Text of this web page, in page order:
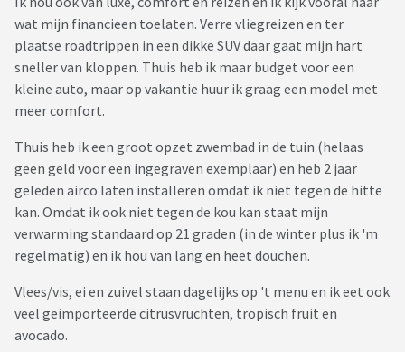
wat mijn financieen toelaten. Verre vliegreizen en ter
plaatse roadtrippen in een dikke SUV daar gaat mijn hart
sneller van kloppen. Thuis heb ik maar budget voor een
kleine auto, maar op vakantie huur ik graag een model met
meer comfort.
Thuis heb ik een groot opzet zwembad in de tuin (helaas
geen geld voor een ingegraven exemplaar) en heb 2 jaar
geleden airco laten installeren omdat ik niet tegen de hitte
kan. Omdat ik ook niet tegen de kou kan staat mijn
verwarming standaard op 21 graden (in de winter plus ik 'm
regelmatig) en ik hou van lang en heet douchen.
Vlees/vis, ei en zuivel staan dagelijks op 't menu en ik eet ook
veel geimporteerde citrusvruchten, tropisch fruit en
avocado.